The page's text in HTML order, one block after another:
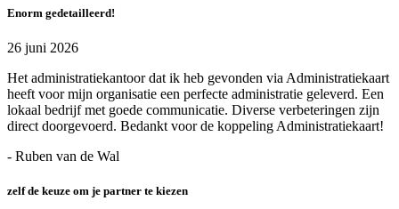
Enorm gedetailleerd!
26 juni 2026
Het administratiekantoor dat ik heb gevonden via Administratiekaart
heeft voor mijn organisatie een perfecte administratie geleverd. Een
lokaal bedrijf met goede communicatie. Diverse verbeteringen zijn
direct doorgevoerd. Bedankt voor de koppeling Administratiekaart!
- Ruben van de Wal
zelf de keuze om je partner te kiezen